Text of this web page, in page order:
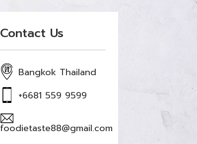
Contact Us
Bangkok Thailand
+6681 559 9599
foodietaste88@gmail.com